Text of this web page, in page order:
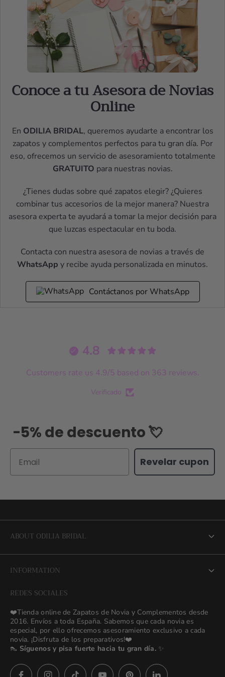
Conoce a tu Asesora de Novias
Online
En ODILIA BRIDAL, queremos ayudarte a encontrar los
zapatos y complementos perfectos para tu gran día. Por
eso, ofrecemos un servicio de asesoramiento totalmente
GRATUITO para nuestras novias.
¿Tienes dudas sobre qué zapatos elegir? ¿Quieres
combinar tus accesorios de la mejor manera? Nuestra
asesora experta te ayudará a tomar la mejor decisión para
que luzcas espectacular en tu boda.
Contacta con nuestra asesora de novias a través de
WhatsApp y recibe ayuda personalizada en minutos.
Contáctanos por WhatsApp
4.8
Customers rate us 4.9/5 based on 363 reviews.
Verificado
-5% de descuento 💘
Revelar cupon
REDES SOCIALES
❤️Tienda online de Zapatos de Novia y Complementos desde
2016. Envíos a toda España. Sabemos que cada novia es
especial, por ello ofrecemos asesoramiento exclusivo a cada
novia. ¡Disfruta de los preparativos!❤️
👠 Síguenos y pisa fuerte hacia tu gran día. ✨
ABOUT ODILIA BRIDAL
Search
contact us
INFORMATION
⭐ Opiniones de Nuestras Novias 👰🏻
💒 Novias Reales 💍✨
🚚 Envío y Cambios